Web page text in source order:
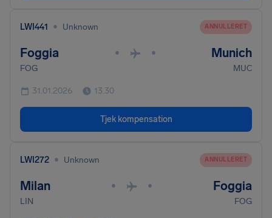
LWI441 • Unknown ANNULLERET
Foggia • • Munich
FOG MUC
31.01.2026 13.30
Tjek kompensation
LWI272 • Unknown ANNULLERET
Milan • • Foggia
LIN FOG